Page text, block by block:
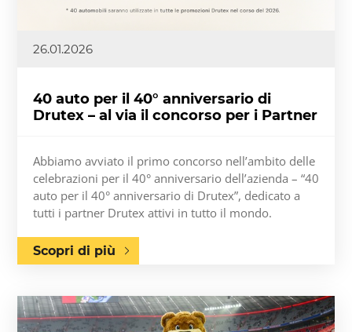
26.01.2026
40 auto per il 40° anniversario di
Drutex – al via il concorso per i Partner
Abbiamo avviato il primo concorso nell’ambito delle
celebrazioni per il 40° anniversario dell’azienda – “40
auto per il 40° anniversario di Drutex”, dedicato a
tutti i partner Drutex attivi in tutto il mondo.
Scopri di più